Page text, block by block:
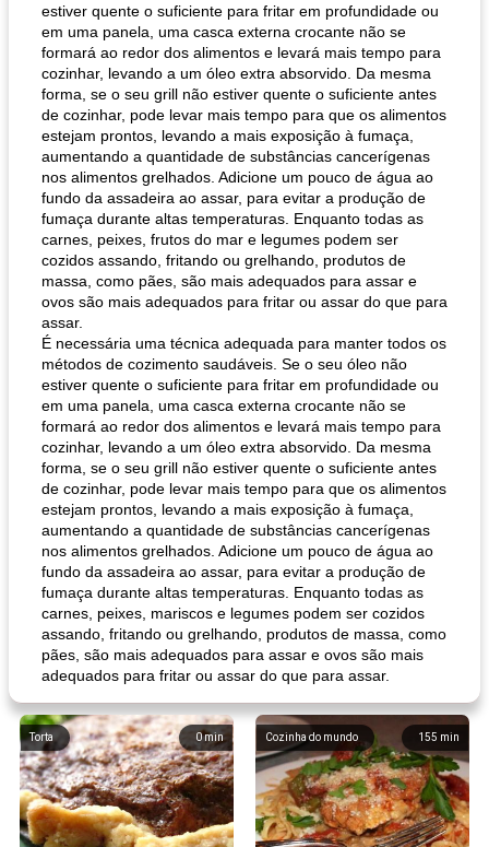
estiver quente o suficiente para fritar em profundidade ou
em uma panela, uma casca externa crocante não se
formará ao redor dos alimentos e levará mais tempo para
cozinhar, levando a um óleo extra absorvido. Da mesma
forma, se o seu grill não estiver quente o suficiente antes
de cozinhar, pode levar mais tempo para que os alimentos
estejam prontos, levando a mais exposição à fumaça,
aumentando a quantidade de substâncias cancerígenas
nos alimentos grelhados. Adicione um pouco de água ao
fundo da assadeira ao assar, para evitar a produção de
fumaça durante altas temperaturas. Enquanto todas as
carnes, peixes, frutos do mar e legumes podem ser
cozidos assando, fritando ou grelhando, produtos de
massa, como pães, são mais adequados para assar e
ovos são mais adequados para fritar ou assar do que para
assar.
É necessária uma técnica adequada para manter todos os
métodos de cozimento saudáveis. Se o seu óleo não
estiver quente o suficiente para fritar em profundidade ou
em uma panela, uma casca externa crocante não se
formará ao redor dos alimentos e levará mais tempo para
cozinhar, levando a um óleo extra absorvido. Da mesma
forma, se o seu grill não estiver quente o suficiente antes
de cozinhar, pode levar mais tempo para que os alimentos
estejam prontos, levando a mais exposição à fumaça,
aumentando a quantidade de substâncias cancerígenas
nos alimentos grelhados. Adicione um pouco de água ao
fundo da assadeira ao assar, para evitar a produção de
fumaça durante altas temperaturas. Enquanto todas as
carnes, peixes, mariscos e legumes podem ser cozidos
assando, fritando ou grelhando, produtos de massa, como
pães, são mais adequados para assar e ovos são mais
adequados para fritar ou assar do que para assar.
0min
Torta 155 min
Cozinha do mundo